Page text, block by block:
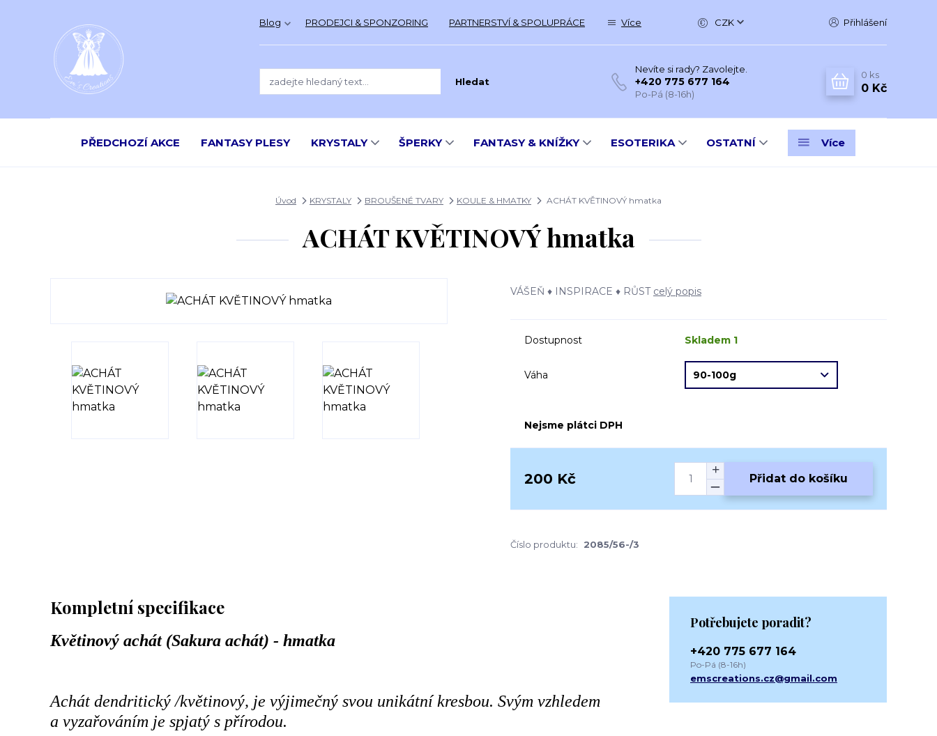
Blog PRODEJCI & SPONZORING PARTNERSTVÍ & SPOLUPRÁCE Více CZK Přihlášení
Hledat
Nevíte si rady? Zavolejte.
+420 775 677 164
Po-Pá (8-16h)
0 ks
0 Kč
PŘEDCHOZÍ AKCE FANTASY PLESY KRYSTALY ŠPERKY FANTASY & KNÍŽKY ESOTERIKA OSTATNÍ Více
Úvod KRYSTALY BROUŠENÉ TVARY KOULE & HMATKY ACHÁT KVĚTINOVÝ hmatka
ACHÁT KVĚTINOVÝ hmatka
VÁŠEŇ ♦ INSPIRACE ♦ RŮST celý popis
Dostupnost Skladem 1
Váha
Nejsme plátci DPH
200 Kč Přidat do košíku
Číslo produktu: 2085/56-/3
Kompletní specifikace
Květinový achát (Sakura achát) - hmatka
Achát dendritický /květinový, je výjimečný svou unikátní kresbou. Svým vzhledem
a vyzařováním je spjatý s přírodou.
Potřebujete poradit?
+420 775 677 164
Po-Pá (8-16h)
emscreations.cz@gmail.com